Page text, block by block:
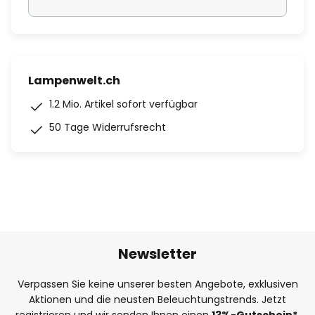
Lampenwelt.ch
1.2 Mio. Artikel sofort verfügbar
50 Tage Widerrufsrecht
Newsletter
Verpassen Sie keine unserer besten Angebote, exklusiven
Aktionen und die neusten Beleuchtungstrends. Jetzt